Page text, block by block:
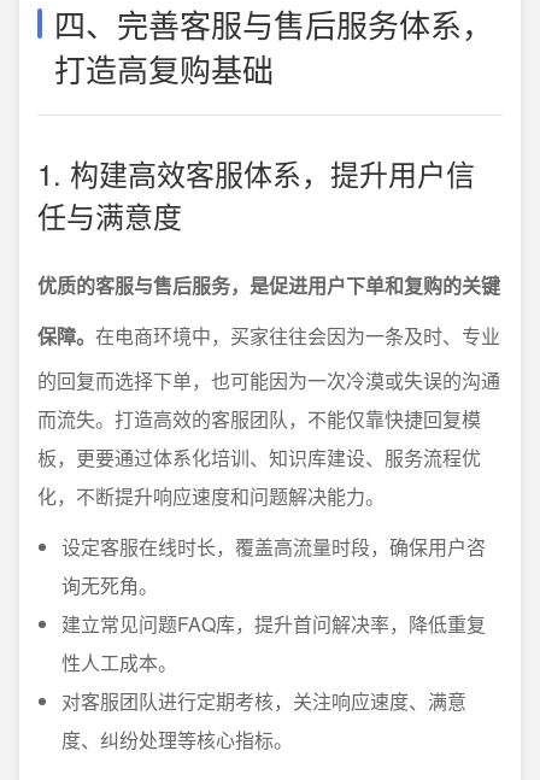
四、完善客服与售后服务体系，
打造高复购基础
1. 构建高效客服体系，提升用户信
任与满意度
优质的客服与售后服务，是促进用户下单和复购的关键
保障。 在电商环境中，买家往往会因为一条及时、专业
的回复而选择下单，也可能因为一次冷漠或失误的沟通
而流失。打造高效的客服团队，不能仅靠快捷回复模
板，更要通过体系化培训、知识库建设、服务流程优
化，不断提升响应速度和问题解决能力。
设定客服在线时长，覆盖高流量时段，确保用户咨
询无死角。
建立常见问题FAQ库，提升首问解决率，降低重复
性人工成本。
对客服团队进行定期考核，关注响应速度、满意
度、纠纷处理等核心指标。